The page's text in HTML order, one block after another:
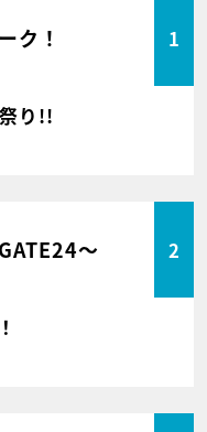
ク！ 1
り!!
～ 2